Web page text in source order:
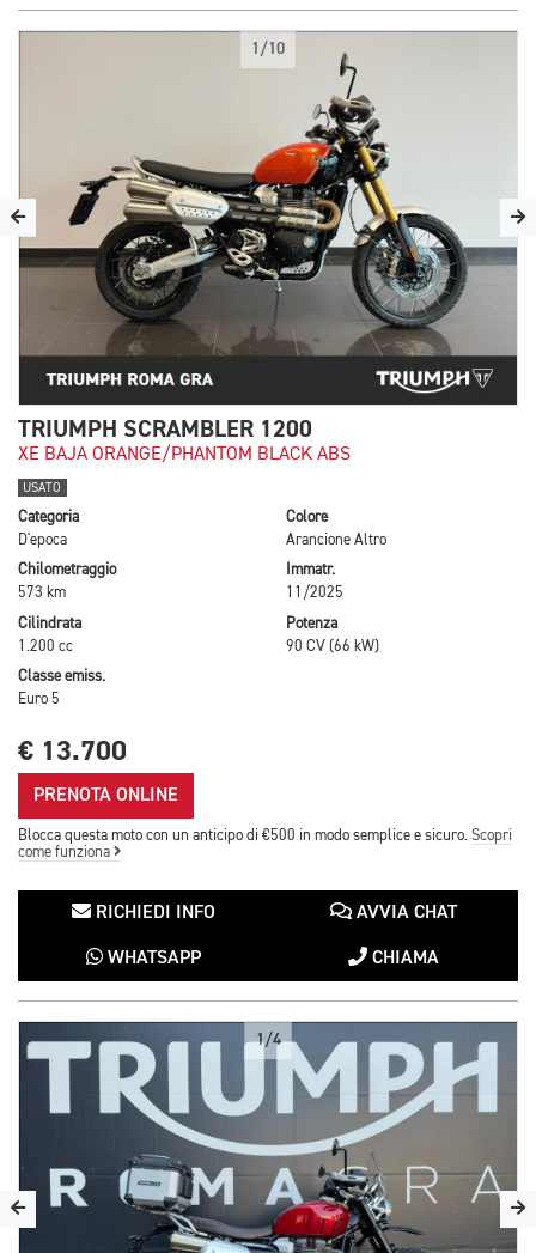
1/10
TRIUMPH SCRAMBLER 1200
XE BAJA ORANGE/PHANTOM BLACK ABS
USATO
Categoria
D'epoca
Colore
Arancione Altro
Chilometraggio
573 km
Immatr.
11/2025
Cilindrata
1.200 cc
Potenza
90 CV (66 kW)
Classe emiss.
Euro 5
€ 13.700
PRENOTA ONLINE
Blocca questa moto con un anticipo di €500 in modo semplice e sicuro. Scopri
come funziona
RICHIEDI INFO AVVIA CHAT
WHATSAPP CHIAMA
1/4